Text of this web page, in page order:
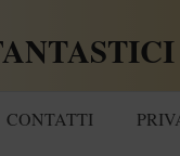
CONTATTI